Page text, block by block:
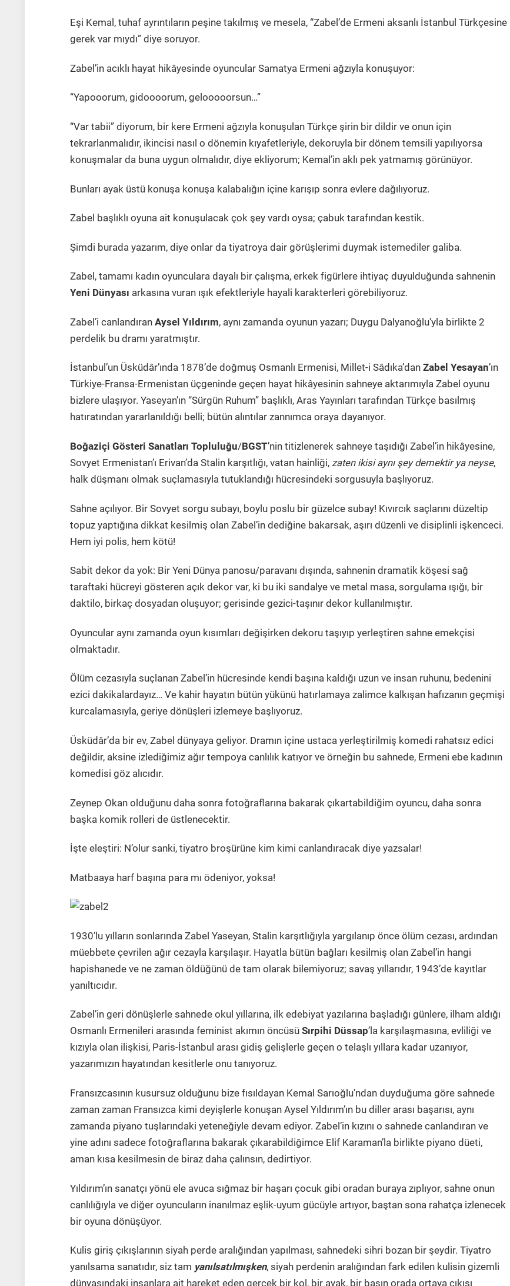
Eşi Kemal, tuhaf ayrıntıların peşine takılmış ve mesela, “Zabel’de Ermeni aksanlı İstanbul Türkçesine
gerek var mıydı” diye soruyor.
Zabel’in acıklı hayat hikâyesinde oyuncular Samatya Ermeni ağzıyla konuşuyor:
“Yapooorum, gidoooorum, gelooooorsun…”
“Var tabii” diyorum, bir kere Ermeni ağzıyla konuşulan Türkçe şirin bir dildir ve onun için
tekrarlanmalıdır, ikincisi nasıl o dönemin kıyafetleriyle, dekoruyla bir dönem temsili yapılıyorsa
konuşmalar da buna uygun olmalıdır, diye ekliyorum; Kemal’in aklı pek yatmamış görünüyor.
Bunları ayak üstü konuşa konuşa kalabalığın içine karışıp sonra evlere dağılıyoruz.
Zabel başlıklı oyuna ait konuşulacak çok şey vardı oysa; çabuk tarafından kestik.
Şimdi burada yazarım, diye onlar da tiyatroya dair görüşlerimi duymak istemediler galiba.
Zabel, tamamı kadın oyunculara dayalı bir çalışma, erkek figürlere ihtiyaç duyulduğunda sahnenin
Yeni Dünyası arkasına vuran ışık efektleriyle hayali karakterleri görebiliyoruz.
Zabel’i canlandıran Aysel Yıldırım, aynı zamanda oyunun yazarı; Duygu Dalyanoğlu’yla birlikte 2
perdelik bu dramı yaratmıştır.
İstanbul’un Üsküdâr’ında 1878’de doğmuş Osmanlı Ermenisi, Millet-i Sâdıka’dan Zabel Yesayan’ın
Türkiye-Fransa-Ermenistan üçgeninde geçen hayat hikâyesinin sahneye aktarımıyla Zabel oyunu
bizlere ulaşıyor. Yaseyan’ın “Sürgün Ruhum” başlıklı, Aras Yayınları tarafından Türkçe basılmış
hatıratından yararlanıldığı belli; bütün alıntılar zannımca oraya dayanıyor.
Boğaziçi Gösteri Sanatları Topluluğu/BGST’nin titizlenerek sahneye taşıdığı Zabel’in hikâyesine,
Sovyet Ermenistan’ı Erivan’da Stalin karşıtlığı, vatan hainliği, zaten ikisi aynı şey demektir ya neyse,
halk düşmanı olmak suçlamasıyla tutuklandığı hücresindeki sorgusuyla başlıyoruz.
Sahne açılıyor. Bir Sovyet sorgu subayı, boylu poslu bir güzelce subay! Kıvırcık saçlarını düzeltip
topuz yaptığına dikkat kesilmiş olan Zabel’in dediğine bakarsak, aşırı düzenli ve disiplinli işkenceci.
Hem iyi polis, hem kötü!
Sabit dekor da yok: Bir Yeni Dünya panosu/paravanı dışında, sahnenin dramatik köşesi sağ
taraftaki hücreyi gösteren açık dekor var, ki bu iki sandalye ve metal masa, sorgulama ışığı, bir
daktilo, birkaç dosyadan oluşuyor; gerisinde gezici-taşınır dekor kullanılmıştır.
Oyuncular aynı zamanda oyun kısımları değişirken dekoru taşıyıp yerleştiren sahne emekçisi
olmaktadır.
Ölüm cezasıyla suçlanan Zabel’in hücresinde kendi başına kaldığı uzun ve insan ruhunu, bedenini
ezici dakikalardayız… Ve kahir hayatın bütün yükünü hatırlamaya zalimce kalkışan hafızanın geçmişi
kurcalamasıyla, geriye dönüşleri izlemeye başlıyoruz.
Üsküdâr’da bir ev, Zabel dünyaya geliyor. Dramın içine ustaca yerleştirilmiş komedi rahatsız edici
değildir, aksine izlediğimiz ağır tempoya canlılık katıyor ve örneğin bu sahnede, Ermeni ebe kadının
komedisi göz alıcıdır.
Zeynep Okan olduğunu daha sonra fotoğraflarına bakarak çıkartabildiğim oyuncu, daha sonra
başka komik rolleri de üstlenecektir.
İşte eleştiri: N’olur sanki, tiyatro broşürüne kim kimi canlandıracak diye yazsalar!
Matbaaya harf başına para mı ödeniyor, yoksa!
1930’lu yılların sonlarında Zabel Yaseyan, Stalin karşıtlığıyla yargılanıp önce ölüm cezası, ardından
müebbete çevrilen ağır cezayla karşılaşır. Hayatla bütün bağları kesilmiş olan Zabel’in hangi
hapishanede ve ne zaman öldüğünü de tam olarak bilemiyoruz; savaş yıllarıdır, 1943’de kayıtlar
yanıltıcıdır.
Zabel’in geri dönüşlerle sahnede okul yıllarına, ilk edebiyat yazılarına başladığı günlere, ilham aldığı
Osmanlı Ermenileri arasında feminist akımın öncüsü Sırpihi Düssap’la karşılaşmasına, evliliği ve
kızıyla olan ilişkisi, Paris-İstanbul arası gidiş gelişlerle geçen o telaşlı yıllara kadar uzanıyor,
yazarımızın hayatından kesitlerle onu tanıyoruz.
Fransızcasının kusursuz olduğunu bize fısıldayan Kemal Sarıoğlu’ndan duyduğuma göre sahnede
zaman zaman Fransızca kimi deyişlerle konuşan Aysel Yıldırım’ın bu diller arası başarısı, aynı
zamanda piyano tuşlarındaki yeteneğiyle devam ediyor. Zabel’in kızını o sahnede canlandıran ve
yine adını sadece fotoğraflarına bakarak çıkarabildiğimce Elif Karaman’la birlikte piyano düeti,
aman kısa kesilmesin de biraz daha çalınsın, dedirtiyor.
Yıldırım’ın sanatçı yönü ele avuca sığmaz bir haşarı çocuk gibi oradan buraya zıplıyor, sahne onun
canlılığıyla ve diğer oyuncuların inanılmaz eşlik-uyum gücüyle artıyor, baştan sona rahatça izlenecek
bir oyuna dönüşüyor.
Kulis giriş çıkışlarının siyah perde aralığından yapılması, sahnedeki sihri bozan bir şeydir. Tiyatro
yanılsama sanatıdır, siz tam yanılsatılmışken, siyah perdenin aralığından fark edilen kulisin gizemli
dünyasındaki insanlara ait hareket eden gerçek bir kol, bir ayak, bir başın orada ortaya çıkışı